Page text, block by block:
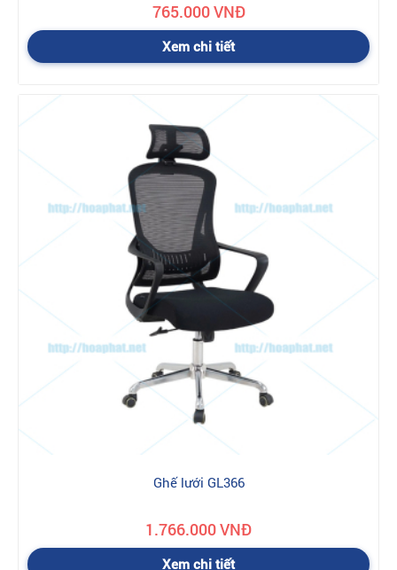
765.000 VNĐ
Xem chi tiết
Ghế lưới GL366
1.766.000 VNĐ
Xem chi tiết